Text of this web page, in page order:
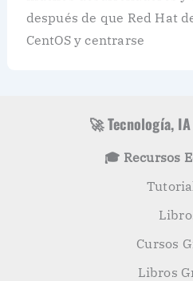
después de que Red Hat
CentOS y centrarse
🚀 Tecnología,
🎓 Recursos
Cursos
Libros